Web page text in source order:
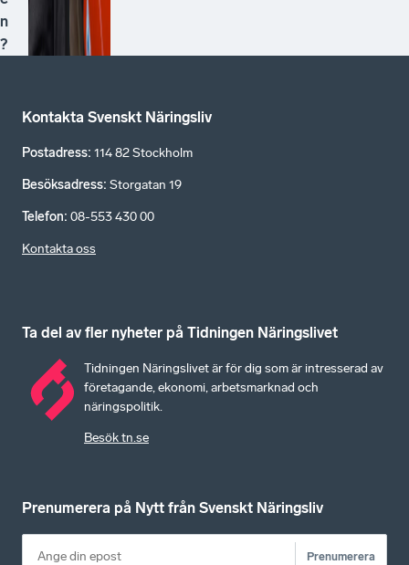
n
?
Kontakta Svenskt Näringsliv
Postadress: 114 82 Stockholm
Besöksadress: Storgatan 19
Telefon: 08-553 430 00
Kontakta oss
Ta del av fler nyheter på Tidningen Näringslivet
Tidningen Näringslivet är för dig som är intresserad av
företagande, ekonomi, arbetsmarknad och
näringspolitik.
Besök tn.se
Prenumerera på Nytt från Svenskt Näringsliv
Prenumerera